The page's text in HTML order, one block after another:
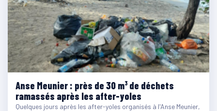
Anse Meunier : près de 30 m³ de déchets
ramassés après les after-yoles
Quelques jours après les after-yoles organisés à l'Anse Meunier,